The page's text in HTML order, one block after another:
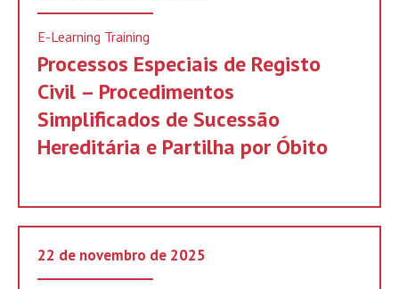
E-Learning Training
Processos Especiais de Registo
Civil – Procedimentos
Simplificados de Sucessão
Hereditária e Partilha por Óbito
22 de novembro de 2025